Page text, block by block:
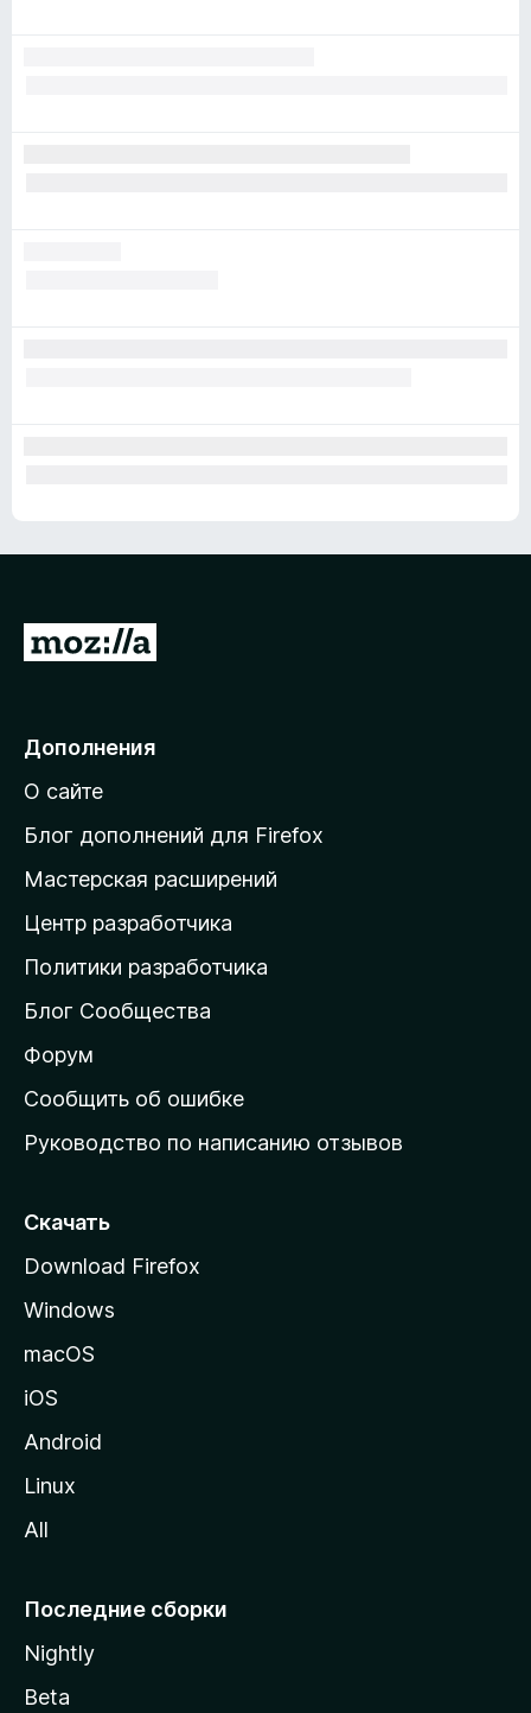
П
е
й
т
и
а
д
о
а
ш
н
ю
т
а
н
у
M
i
l
Дополнения
О сайте
Блог дополнений для Firefox
Мастерская расширений
Центр разработчика
Политики разработчика
Блог Сообщества
Форум
Сообщить об ошибке
Руководство по написанию отзывов
Скачать
Download Firefox
Windows
macOS
iOS
Android
Linux
All
Последние сборки
Nightly
Beta